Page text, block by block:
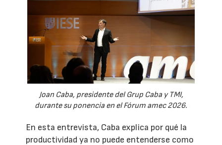
Joan Caba, presidente del Grup Caba y TMI,
durante su ponencia en el Fórum amec 2026.
En esta entrevista, Caba explica por qué la
productividad ya no puede entenderse como